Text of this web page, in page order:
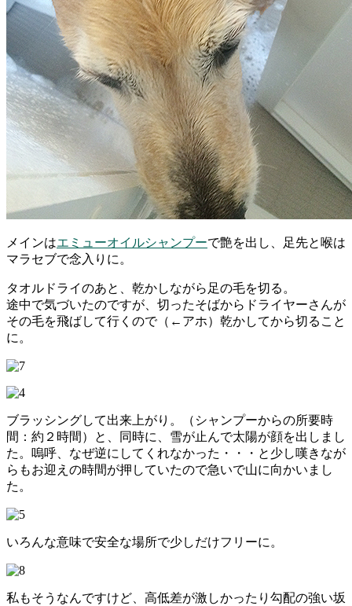
メインはエミューオイルシャンプーで艶を出し、足先と喉は
マラセブで念入りに。
タオルドライのあと、乾かしながら足の毛を切る。
途中で気づいたのですが、切ったそばからドライヤーさんが
その毛を飛ばして行くので（←アホ）乾かしてから切ること
に。
ブラッシングして出来上がり。（シャンプーからの所要時
間：約２時間）と、同時に、雪が止んで太陽が顔を出しまし
た。嗚呼、なぜ逆にしてくれなかった・・・と少し嘆きなが
らもお迎えの時間が押していたので急いで山に向かいまし
た。
いろんな意味で安全な場所で少しだけフリーに。
私もそうなんですけど、高低差が激しかったり勾配の強い坂